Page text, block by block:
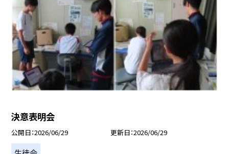
決意表明会
公開日 2026/06/29 更新日 2026/06/29